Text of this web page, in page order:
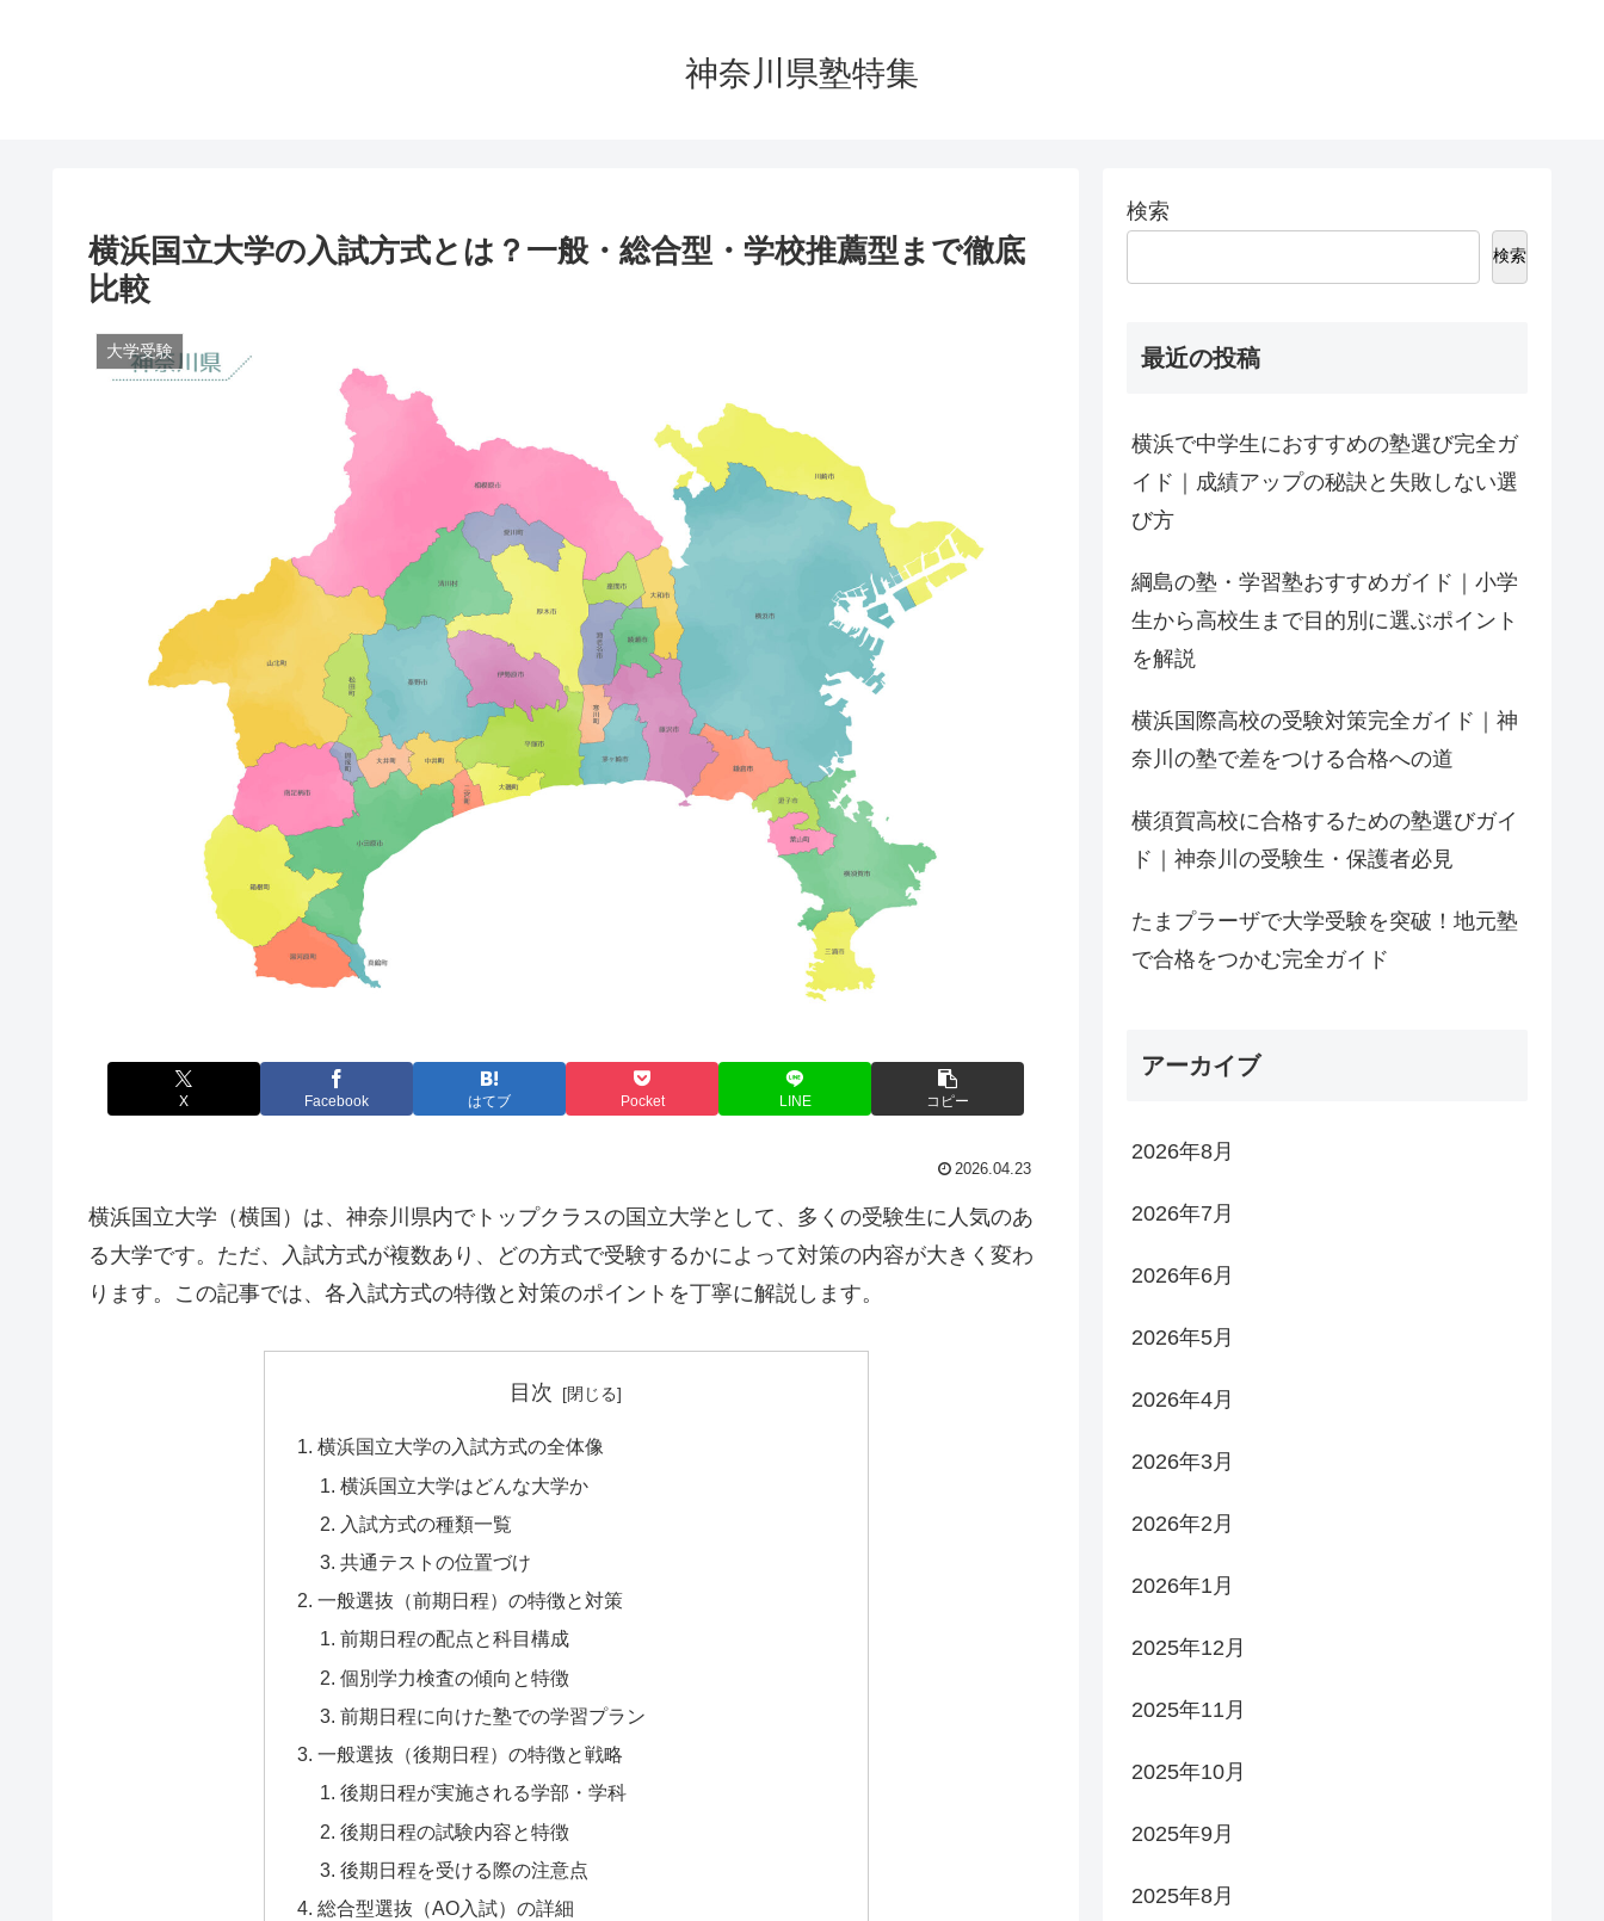
神奈川県塾特集
横浜国立大学の入試方式とは？一般・総合型・学校推薦型まで徹底
比較
大学受験
X Facebook はてブ Pocket LINE コピー
2026.04.23
横浜国立大学（横国）は、神奈川県内でトップクラスの国立大学として、多くの受験生に人気のあ
る大学です。ただ、入試方式が複数あり、どの方式で受験するかによって対策の内容が大きく変わ
ります。この記事では、各入試方式の特徴と対策のポイントを丁寧に解説します。
目次
横浜国立大学の入試方式の全体像
横浜国立大学はどんな大学か
入試方式の種類一覧
共通テストの位置づけ
一般選抜（前期日程）の特徴と対策
前期日程の配点と科目構成
個別学力検査の傾向と特徴
前期日程に向けた塾での学習プラン
一般選抜（後期日程）の特徴と戦略
後期日程が実施される学部・学科
後期日程の試験内容と特徴
後期日程を受ける際の注意点
総合型選抜（AO入試）の詳細
検索
検索
最近の投稿
横浜で中学生におすすめの塾選び完全ガ
イド｜成績アップの秘訣と失敗しない選
び方
綱島の塾・学習塾おすすめガイド｜小学
生から高校生まで目的別に選ぶポイント
を解説
横浜国際高校の受験対策完全ガイド｜神
奈川の塾で差をつける合格への道
横須賀高校に合格するための塾選びガイ
ド｜神奈川の受験生・保護者必見
たまプラーザで大学受験を突破！地元塾
で合格をつかむ完全ガイド
アーカイブ
2026年8月
2026年7月
2026年6月
2026年5月
2026年4月
2026年3月
2026年2月
2026年1月
2025年12月
2025年11月
2025年10月
2025年9月
2025年8月